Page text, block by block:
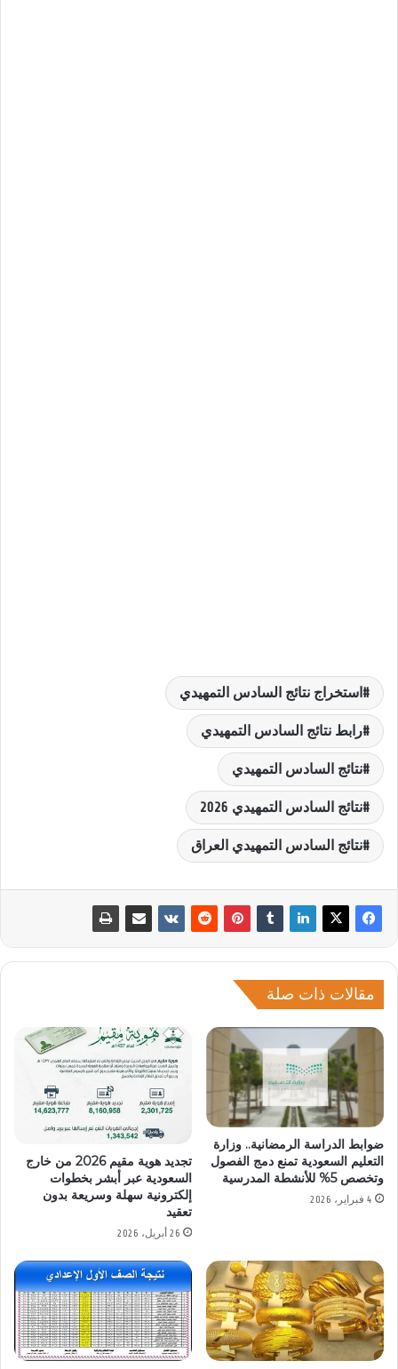
استخراج نتائج السادس التمهيدي
رابط نتائج السادس التمهيدي
نتائج السادس التمهيدي
نتائج السادس التمهيدي 2026
نتائج السادس التمهيدي العراق
مقالات ذات صلة
ضوابط الدراسة الرمضانية.. وزارة
التعليم السعودية تمنع دمج الفصول
وتخصص 5% للأنشطة المدرسية
4 فبراير، 2026
تجديد هوية مقيم 2026 من خارج
السعودية عبر أبشر بخطوات
إلكترونية سهلة وسريعة بدون
تعقيد
26 أبريل، 2026